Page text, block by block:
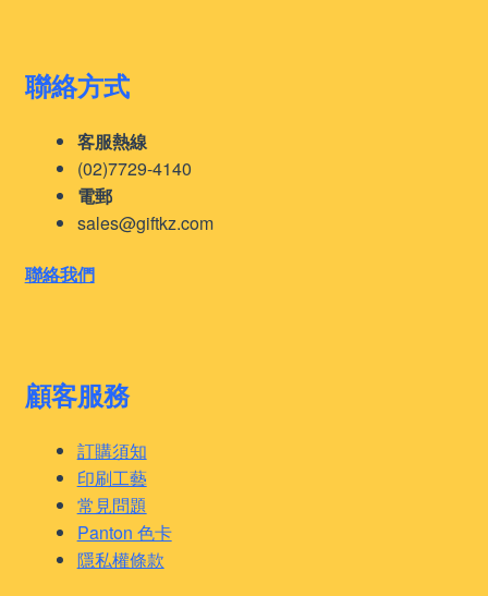
聯絡方式
客服熱線
(02)7729-4140
電郵
sales@giftkz.com
聯絡我們
顧客服務
訂購須知
印刷工藝
常見問題
Panton 色卡
隱私權條款